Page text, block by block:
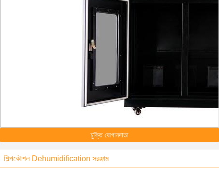
চুক্তি যোগানদাতা
শিল্পকৌশল Dehumidification সরঞ্জাম